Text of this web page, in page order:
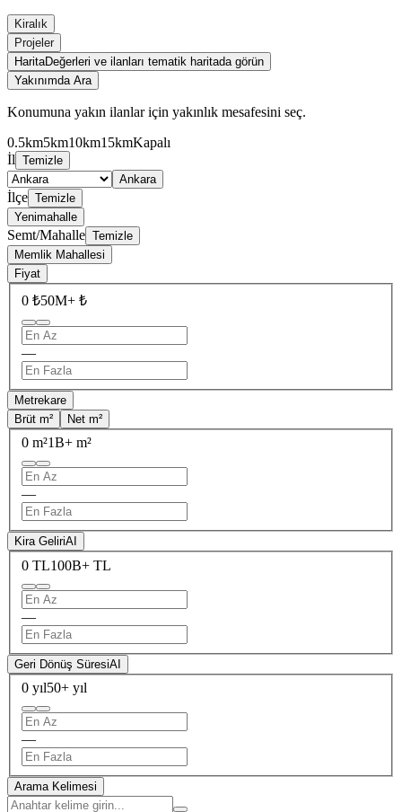
Kiralık
Projeler
HaritaDeğerleri ve ilanları tematik haritada görün
Yakınımda Ara
Konumuna yakın ilanlar için yakınlık mesafesini seç.
0.5km5km10km15kmKapalı
İl Temizle
Ankara
İlçe Temizle
Yenimahalle
Semt/Mahalle Temizle
Memlik Mahallesi
Fiyat
0 ₺50M+ ₺
—
Metrekare
Brüt m²
Net m²
0 m²1B+ m²
—
Kira GeliriAI
0 TL100B+ TL
—
Geri Dönüş SüresiAI
0 yıl50+ yıl
—
Arama Kelimesi